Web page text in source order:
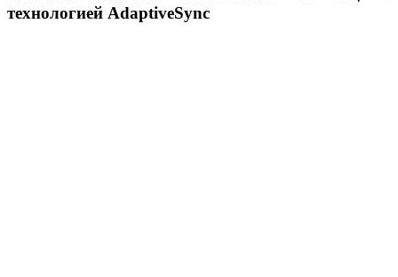
технологией AdaptiveSync